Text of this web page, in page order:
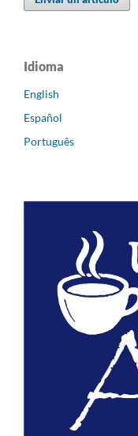
Idioma
English
Español
Português